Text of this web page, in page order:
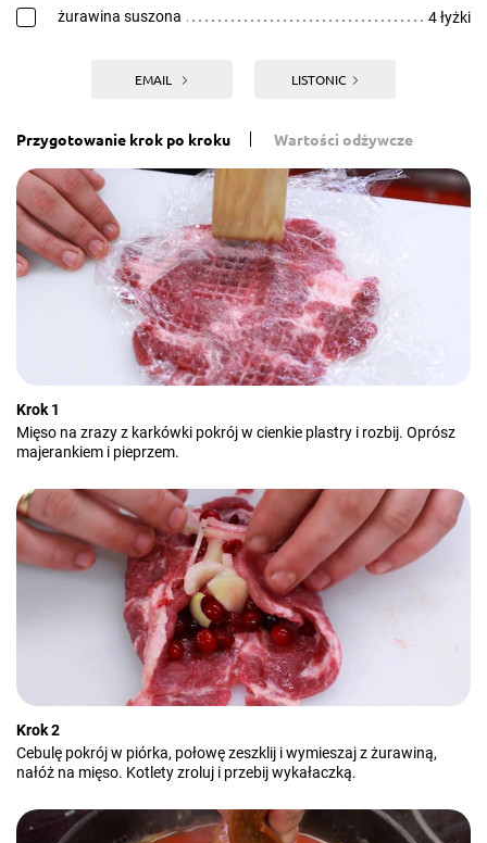
żurawina suszona 4 łyżki
EMAIL LISTONIC
Przygotowanie krok po kroku Wartości odżywcze
Krok 1
Mięso na zrazy z karkówki pokrój w cienkie plastry i rozbij. Oprósz
majerankiem i pieprzem.
Krok 2
Cebulę pokrój w piórka, połowę zeszklij i wymieszaj z żurawiną,
nałóż na mięso. Kotlety zroluj i przebij wykałaczką.